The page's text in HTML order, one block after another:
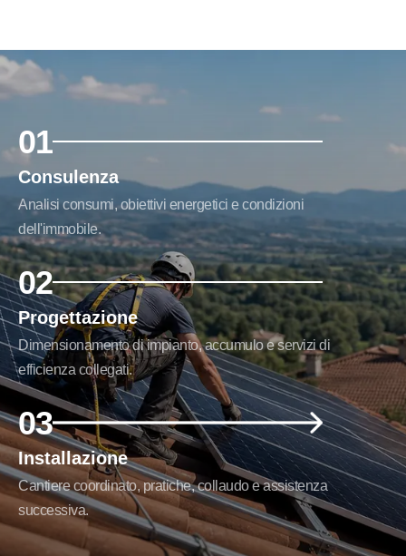
01
Consulenza
Analisi consumi, obiettivi energetici e condizioni
dell'immobile.
02
Progettazione
Dimensionamento di impianto, accumulo e servizi di
efficienza collegati.
03
Installazione
Cantiere coordinato, pratiche, collaudo e assistenza
successiva.